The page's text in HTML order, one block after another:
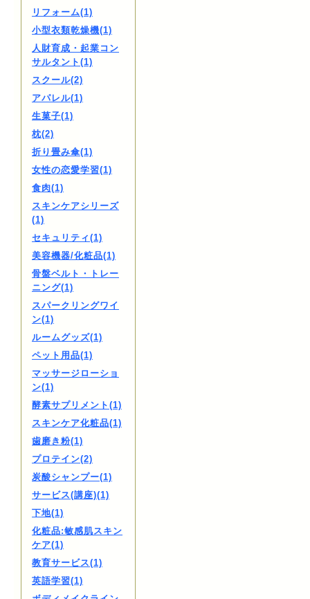
リフォーム(1)
小型衣類乾燥機(1)
人財育成・起業コン
サルタント(1)
スクール(2)
アパレル(1)
生菓子(1)
枕(2)
折り畳み傘(1)
女性の恋愛学習(1)
食肉(1)
スキンケアシリーズ
(1)
セキュリティ(1)
美容機器/化粧品(1)
骨盤ベルト・トレー
ニング(1)
スパークリングワイ
ン(1)
ルームグッズ(1)
ペット用品(1)
マッサージローショ
ン(1)
酵素サプリメント(1)
スキンケア化粧品(1)
歯磨き粉(1)
プロテイン(2)
炭酸シャンプー(1)
サービス(講座)(1)
下地(1)
化粧品:敏感肌スキン
ケア(1)
教育サービス(1)
英語学習(1)